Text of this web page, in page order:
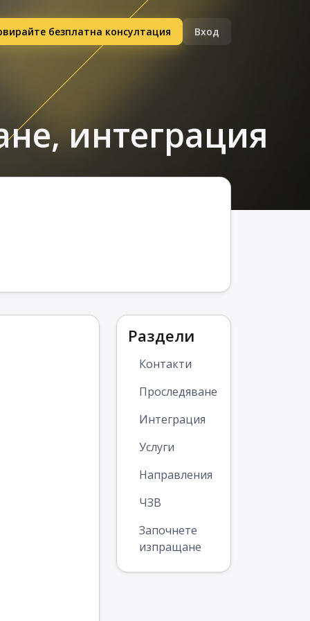
безплатна консултация Вход
интеграция
Раздели
Контакти
Проследяване
Интеграция
Услуги
Направления
ЧЗВ
Започнете
изпращане